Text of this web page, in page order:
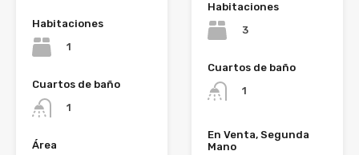
Habitaciones
1
Cuartos de baño
1
Área
Habitaciones
3
Cuartos de baño
1
En Venta, Segunda
Mano